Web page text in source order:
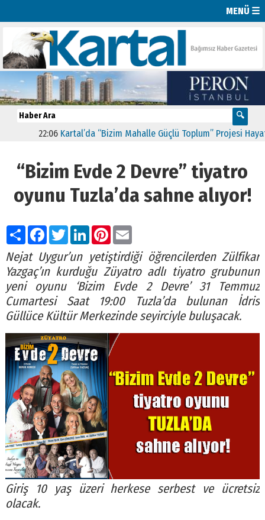
MENÜ ☰
Kartal’da “Bizim Mahalle Güçlü Toplum” Projesi Hayata
“Bizim Evde 2 Devre” tiyatro
oyunu Tuzla’da sahne alıyor!
PaylaşFacebook
TwitterLinkedIn
Pinterest
Email
Nejat Uygur’un yetiştirdiği öğrencilerden Zülfikar
Yazgaç’ın kurduğu Züyatro adlı tiyatro grubunun
yeni oyunu ‘Bizim Evde 2 Devre’ 31 Temmuz
Cumartesi Saat 19:00 Tuzla’da bulunan İdris
Güllüce Kültür Merkezinde seyirciyle buluşacak.
Giriş 10 yaş üzeri herkese serbest ve ücretsiz
olacak.